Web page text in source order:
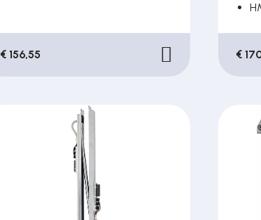
€ 156,55 €